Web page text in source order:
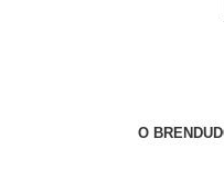
O BRENDU